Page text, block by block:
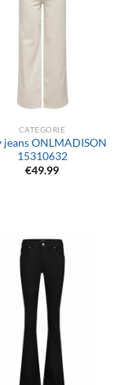
CATEGORIE
jeans ONLMADISON
15310632
€49.99